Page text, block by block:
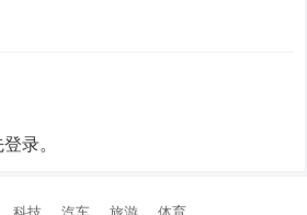
登录。